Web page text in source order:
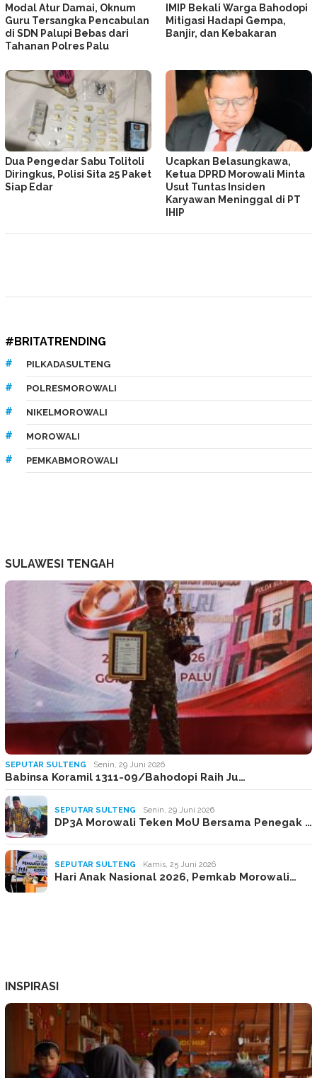
Modal Atur Damai, Oknum
Guru Tersangka Pencabulan
di SDN Palupi Bebas dari
Tahanan Polres Palu
IMIP Bekali Warga Bahodopi
Mitigasi Hadapi Gempa,
Banjir, dan Kebakaran
Dua Pengedar Sabu Tolitoli
Diringkus, Polisi Sita 25 Paket
Siap Edar
Ucapkan Belasungkawa,
Ketua DPRD Morowali Minta
Usut Tuntas Insiden
Karyawan Meninggal di PT
IHIP
#BRITATRENDING
PILKADASULTENG
POLRESMOROWALI
NIKELMOROWALI
MOROWALI
PEMKABMOROWALI
SULAWESI TENGAH
SEPUTAR SULTENG Senin, 29 Juni 2026
Babinsa Koramil 1311-09/Bahodopi Raih Ju…
SEPUTAR SULTENG Senin, 29 Juni 2026
DP3A Morowali Teken MoU Bersama Penegak …
SEPUTAR SULTENG Kamis, 25 Juni 2026
Hari Anak Nasional 2026, Pemkab Morowali…
INSPIRASI